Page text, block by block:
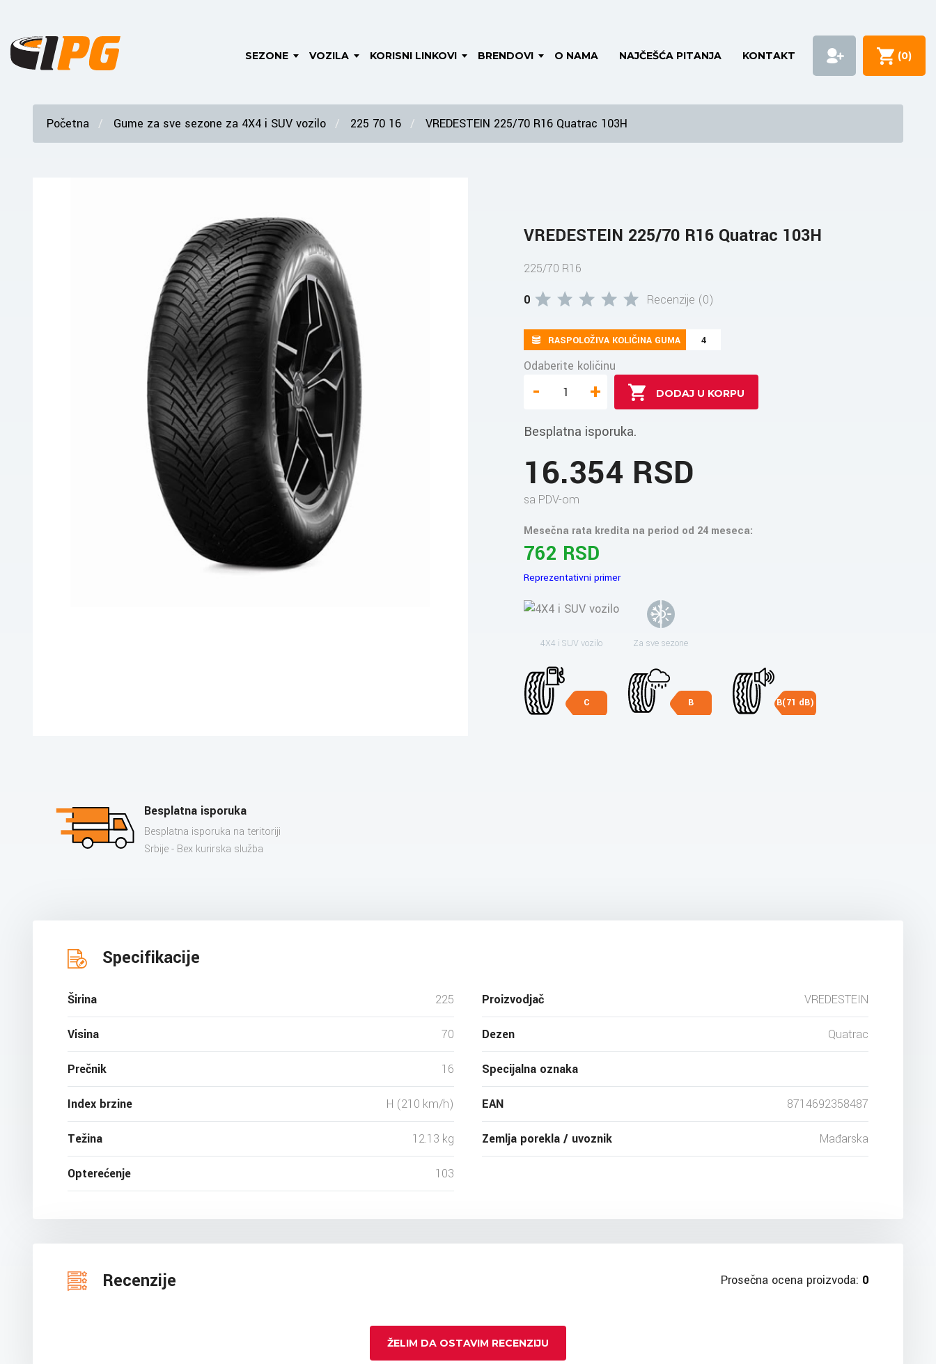
SEZONE VOZILA KORISNI LINKOVI BRENDOVI O NAMA NAJČEŠĆA PITANJA KONTAKT (0)
Početna Gume za sve sezone za 4X4 i SUV vozilo 225 70 16 VREDESTEIN 225/70 R16 Quatrac 103H
VREDESTEIN 225/70 R16 Quatrac 103H
225/70 R16
0
Recenzije (0)
RASPOLOŽIVA KOLIČINA GUMA 4
Odaberite količinu
- +
Besplatna isporuka.
16.354 RSD
sa PDV-om
Mesečna rata kredita na period od 24 meseca:
762 RSD
Reprezentativni primer
4X4 i SUV vozilo Za sve sezone
C B B(71 dB)
Besplatna isporuka
Besplatna isporuka na teritoriji
Srbije - Bex kurirska služba
Specifikacije
Širina 225
Visina 70
Prečnik 16
Index brzine H (210 km/h)
Težina 12.13 kg
Opterećenje 103
Proizvodjač VREDESTEIN
Dezen Quatrac
Specijalna oznaka
EAN 8714692358487
Zemlja porekla / uvoznik Mađarska
Recenzije Prosečna ocena proizvoda: 0
ŽELIM DA OSTAVIM RECENZIJU